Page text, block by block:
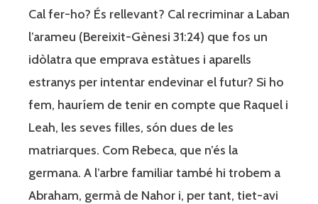
Cal fer-ho? És rellevant? Cal recriminar a Laban
l’arameu (Bereixit-Gènesi 31:24) que fos un
idòlatra que emprava estàtues i aparells
estranys per intentar endevinar el futur? Si ho
fem, hauríem de tenir en compte que Raquel i
Leah, les seves filles, són dues de les
matriarques. Com Rebeca, que n’és la
germana. A l’arbre familiar també hi trobem a
Abraham, germà de Nahor i, per tant, tiet-avi